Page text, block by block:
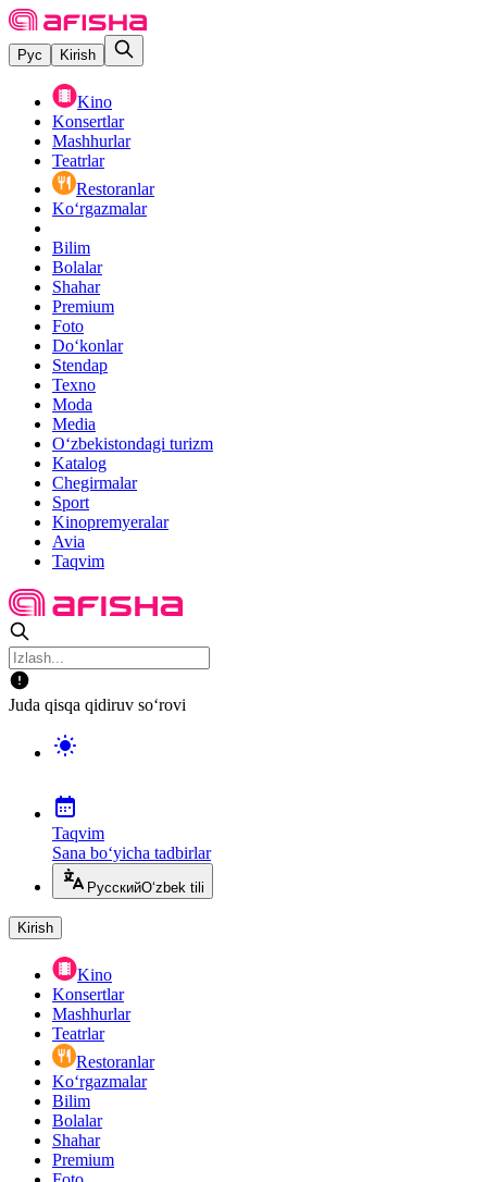
Рус Kirish
Kino
Konsertlar
Mashhurlar
Teatrlar
Restoranlar
Ko‘rgazmalar
Bilim
Bolalar
Shahar
Premium
Foto
Do‘konlar
Stendap
Texno
Moda
Media
O‘zbekistondagi turizm
Katalog
Chegirmalar
Sport
Kinopremyeralar
Avia
Taqvim
Juda qisqa qidiruv so‘rovi
Taqvim
Sana bo‘yicha tadbirlar
РусскийO‘zbek tili
Kirish
Kino
Konsertlar
Mashhurlar
Teatrlar
Restoranlar
Ko‘rgazmalar
Bilim
Bolalar
Shahar
Premium